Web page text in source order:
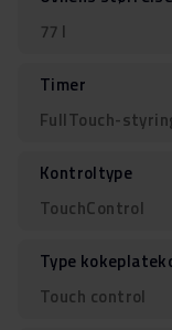
77 l
Timer
FullTouch-
Kontroltype
TouchControl
Type
Touch control